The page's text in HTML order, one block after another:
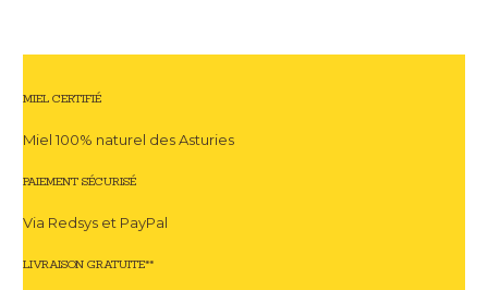
MIEL CERTIFIÉ
Miel 100% naturel des Asturies
PAIEMENT SÉCURISÉ
Via Redsys et PayPal
LIVRAISON GRATUITE**